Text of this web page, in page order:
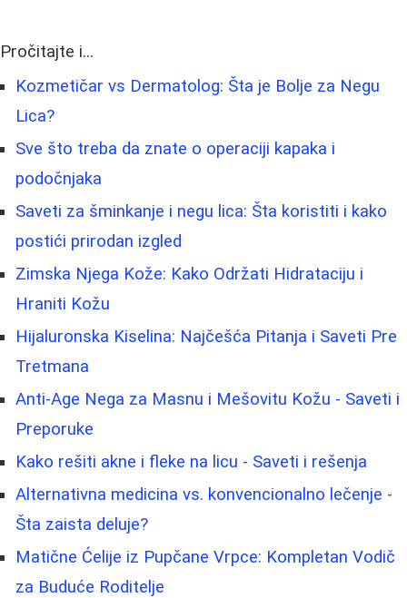
Pročitajte i...
Kozmetičar vs Dermatolog: Šta je Bolje za Negu
Lica?
Sve što treba da znate o operaciji kapaka i
podočnjaka
Saveti za šminkanje i negu lica: Šta koristiti i kako
postići prirodan izgled
Zimska Njega Kože: Kako Održati Hidrataciju i
Hraniti Kožu
Hijaluronska Kiselina: Najčešća Pitanja i Saveti Pre
Tretmana
Anti-Age Nega za Masnu i Mešovitu Kožu - Saveti i
Preporuke
Kako rešiti akne i fleke na licu - Saveti i rešenja
Alternativna medicina vs. konvencionalno lečenje -
Šta zaista deluje?
Matične Ćelije iz Pupčane Vrpce: Kompletan Vodič
za Buduće Roditelje